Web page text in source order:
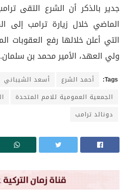
جدير بالذكر أن الشرع التقى
الماضي خلال زيارة ترامب إلى
التي أعلن خلالها رفع العقوبات
ولي العهد، الأمير محمد بن سلمان.
Tags: أحمد الشرع
أسعد الشيباني
الجمعية العمومية للامم المتحدة
دونالد ترامب